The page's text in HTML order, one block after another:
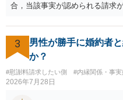
合，当該事実が認められる請求
3
男性が勝手に婚約者
か？
#慰謝料請求したい側 #内縁関係・事実
2026年7月28日